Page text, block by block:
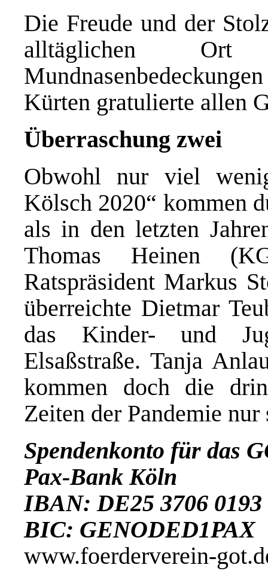
Die Freude und der
alltäglichen
Kürten gratulierte allen
Überraschung zwei
Obwohl nur viel
Kölsch 2020“ kommen
als in den letzten
Thomas Heinen
Ratspräsident Markus
überreichte Dietmar
das Kinder- und
Elsaßstraße. Tanja
kommen doch die
Zeiten der Pandemie
Spendenkonto für das
Pax-Bank Köln
IBAN: DE25 3706 0193
BIC: GENODED1PAX
www.foerderverein-